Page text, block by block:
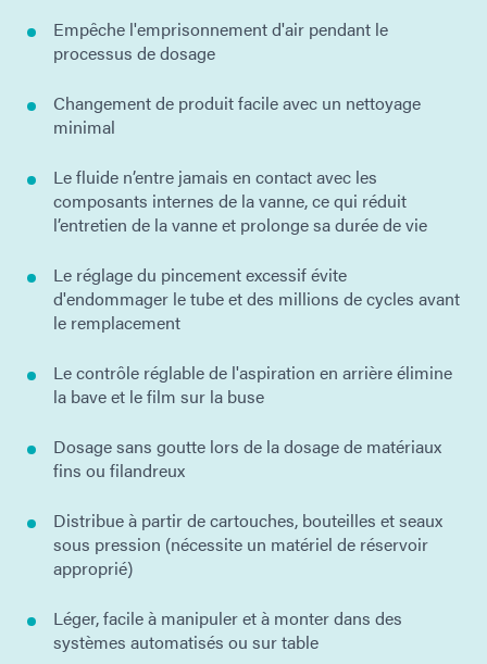
Empêche l'emprisonnement d'air pendant le
processus de dosage
Changement de produit facile avec un nettoyage
minimal
Le fluide n’entre jamais en contact avec les
composants internes de la vanne, ce qui réduit
l’entretien de la vanne et prolonge sa durée de vie
Le réglage du pincement excessif évite
d'endommager le tube et des millions de cycles avant
le remplacement
Le contrôle réglable de l'aspiration en arrière élimine
la bave et le film sur la buse
Dosage sans goutte lors de la dosage de matériaux
fins ou filandreux
Distribue à partir de cartouches, bouteilles et seaux
sous pression (nécessite un matériel de réservoir
approprié)
Léger, facile à manipuler et à monter dans des
systèmes automatisés ou sur table